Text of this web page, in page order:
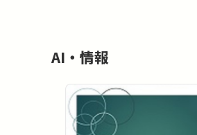
AI・情報